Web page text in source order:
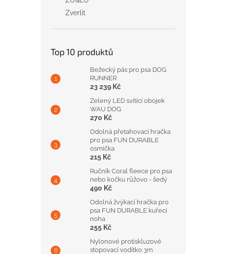
Zverlit
Top 10 produktů
Bežecký pás pro psa DOG
RUNNER
23 239 Kč
Zelený LED svítící obojek
WAU DOG
270 Kč
Odolná přetahovací hračka
pro psa FUN DURABLE
osmička
215 Kč
Ručník Coral fleece pro psa
nebo kočku růžovo - šedý
490 Kč
Odolná žvýkací hračka pro
psa FUN DURABLE kuřecí
noha
255 Kč
Nylonové protiskluzové
stopovací vodítko 3m